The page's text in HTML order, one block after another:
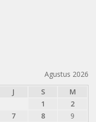
Agustus 2026
J S
M
1
2
7 8
9